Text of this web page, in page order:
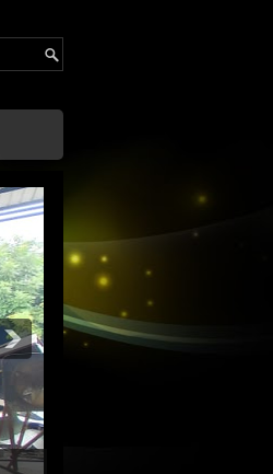
Jakarta, Pabrik Mainan
Wahana Mainan Sepeda Udara, Mainan